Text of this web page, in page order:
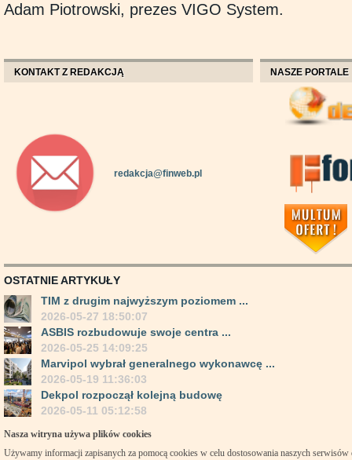
Adam Piotrowski, prezes VIGO System.
KONTAKT Z REDAKCJĄ
redakcja@finweb.pl
NASZE PORTALE
OSTATNIE ARTYKUŁY
TIM z drugim najwyższym poziomem ...
2026-05-27 18:50:07
ASBIS rozbudowuje swoje centra ...
2026-05-25 14:09:25
Marvipol wybrał generalnego wykonawcę ...
2026-05-19 11:36:03
Dekpol rozpoczął kolejną budowę
2026-05-11 05:12:58
Nasza witryna używa plików cookies
Używamy informacji zapisanych za pomocą cookies w celu dostosowania naszych